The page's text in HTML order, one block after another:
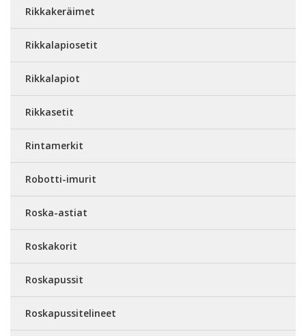
Rikkakeräimet
Rikkalapiosetit
Rikkalapiot
Rikkasetit
Rintamerkit
Robotti-imurit
Roska-astiat
Roskakorit
Roskapussit
Roskapussitelineet